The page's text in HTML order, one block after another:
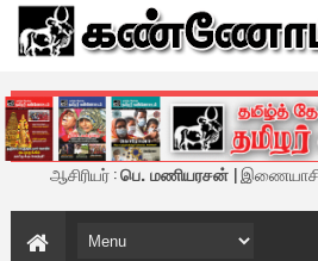
கண்ணோட்டம் -
ஆசிரியர் :பெ. மணியரசன் |